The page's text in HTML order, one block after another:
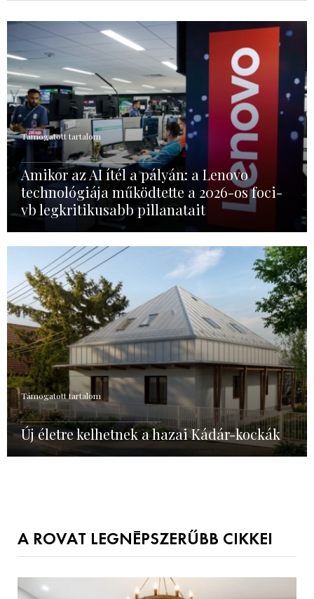
Támogatott tartalom
Amikor az AI ítél a pályán: a Lenovo
technológiája működtette a 2026-os foci-
vb legkritikusabb pillanatait
Támogatott tartalom
Új életre kelhetnek a hazai Kádár-kockák
A ROVAT LEGNÉPSZERŰBB CIKKEI